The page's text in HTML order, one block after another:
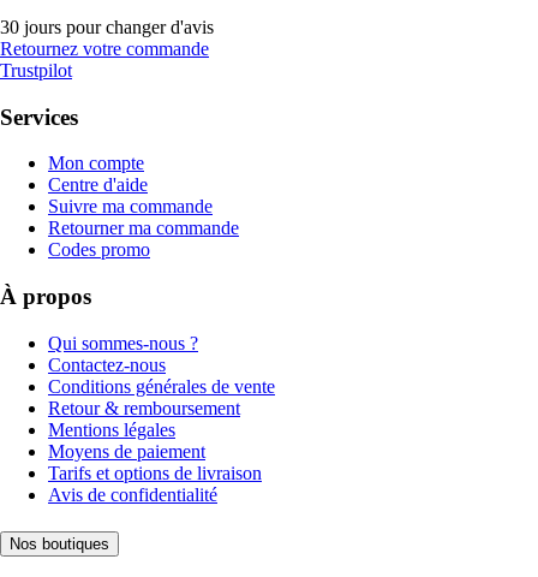
30 jours pour changer d'avis
Retournez votre commande
Trustpilot
Services
Mon compte
Centre d'aide
Suivre ma commande
Retourner ma commande
Codes promo
À propos
Qui sommes-nous ?
Contactez-nous
Conditions générales de vente
Retour & remboursement
Mentions légales
Moyens de paiement
Tarifs et options de livraison
Avis de confidentialité
Nos boutiques